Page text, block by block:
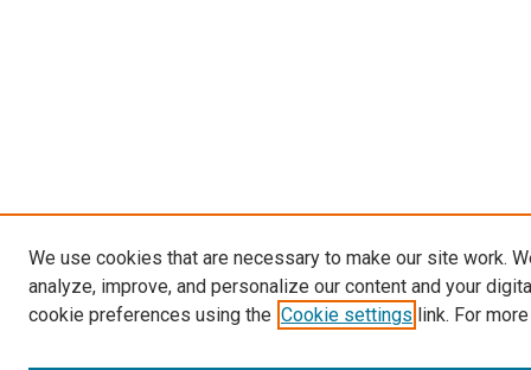
We use cookies that are necessary to make our site work.
analyze, improve, and personalize our content and your
cookie preferences using the Cookie settings link. For